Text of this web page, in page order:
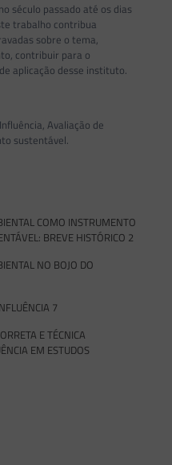
século passado até os dias
trabalho contribua
sobre o tema,
contribuir para o
aplicação desse instituto.
Avaliação de
sustentável.
COMO INSTRUMENTO
BREVE HISTÓRICO 2
NO BOJO DO
7
E TÉCNICA
EM ESTUDOS